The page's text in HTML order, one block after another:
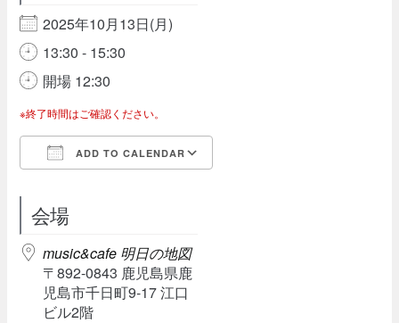
2025年10月13日(月)
13:30 - 15:30
開場 12:30
※終了時間はご確認ください。
ADD TO CALENDAR
会場
music&cafe 明日の地図
〒892-0843 鹿児島県鹿
児島市千日町9-17 江口
ビル2階